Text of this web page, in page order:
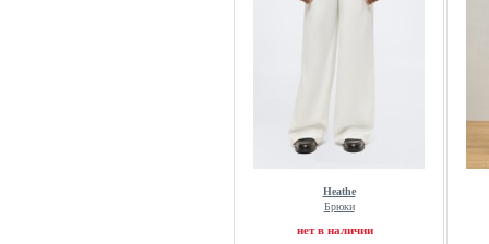
Heathe
Брюки
нет в наличии